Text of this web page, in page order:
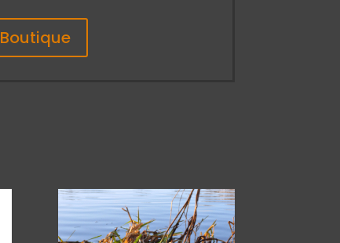
Boutique